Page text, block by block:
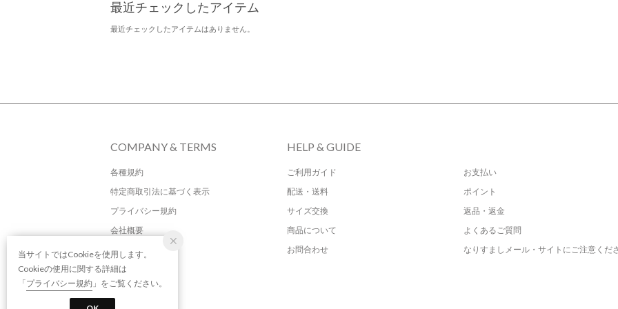
最近チェックしたアイテム
最近チェックしたアイテムはありません。
COMPANY & TERMS
各種規約
特定商取引法に基づく表示
プライバシー規約
会社概要
HELP & GUIDE
ご利用ガイド
配送・送料
サイズ交換
商品について
お問合わせ
お支払い
ポイント
返品・返金
よくあるご質問
なりすましメール・サイトにご注意くだ
当サイトではCookieを使用します。
Cookieの使用に関する詳細は
「プライバシー規約 」をご覧ください。